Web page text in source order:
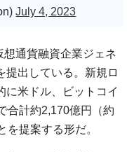
July 4, 2023
通貨融資企業ジェネ
提出している。新規ロ
に米ドル、ビットコイ
合計約2,170億円（約
を提案する形だ。